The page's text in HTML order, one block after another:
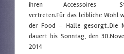
ihren Accessoires -
vertreten.Für das leibliche Wohl
der Food – Halle gesorgt..Die
dauert bis Sonntag, den
2014